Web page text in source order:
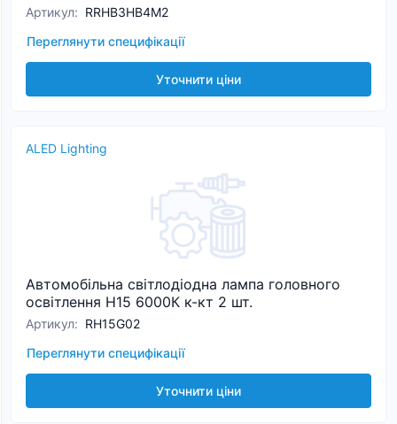
Артикул: RRHB3HB4M2
Переглянути специфікації
Уточнити ціни
ALED Lighting
Автомобільна світлодіодна лампа головного
освітлення H15 6000К к-кт 2 шт.
Артикул: RH15G02
Переглянути специфікації
Уточнити ціни